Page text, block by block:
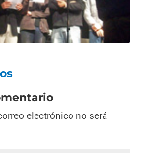
electrónico no será